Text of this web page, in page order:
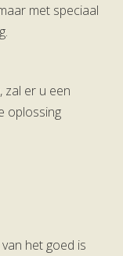
met speciaal
zal er u een
oplossing
het goed is